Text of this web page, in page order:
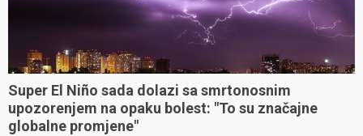
Super El Niño sada dolazi sa smrtonosnim
upozorenjem na opaku bolest: "To su značajne
globalne promjene"